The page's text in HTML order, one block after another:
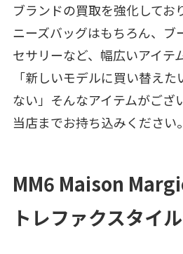
ブランドの買取を強化してお
ニーズバッグはもちろん、ブ
セサリーなど、幅広いアイテ
「新しいモデルに買い替え
ない」そんなアイテムがござ
当店までお持ち込みください。
MM6 Maison
トレファクスタイ